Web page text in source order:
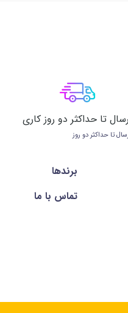
تا حداکثر دو روز کاری
تا حداکثر دو روز
برندها
تماس با ما